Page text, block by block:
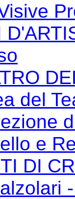
del
e
DI